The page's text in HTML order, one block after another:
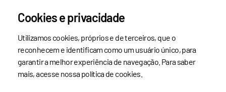
Cookies e privacidade
Utilizamos cookies, próprios e de terceiros, que o
reconhecem e identificam como um usuário único, para
garantir a melhor experiência de navegação. Para saber
mais, acesse nossa política de cookies.
30190.088 – Belo
Horizonte–MG
Telefone: (31)
3339-9000